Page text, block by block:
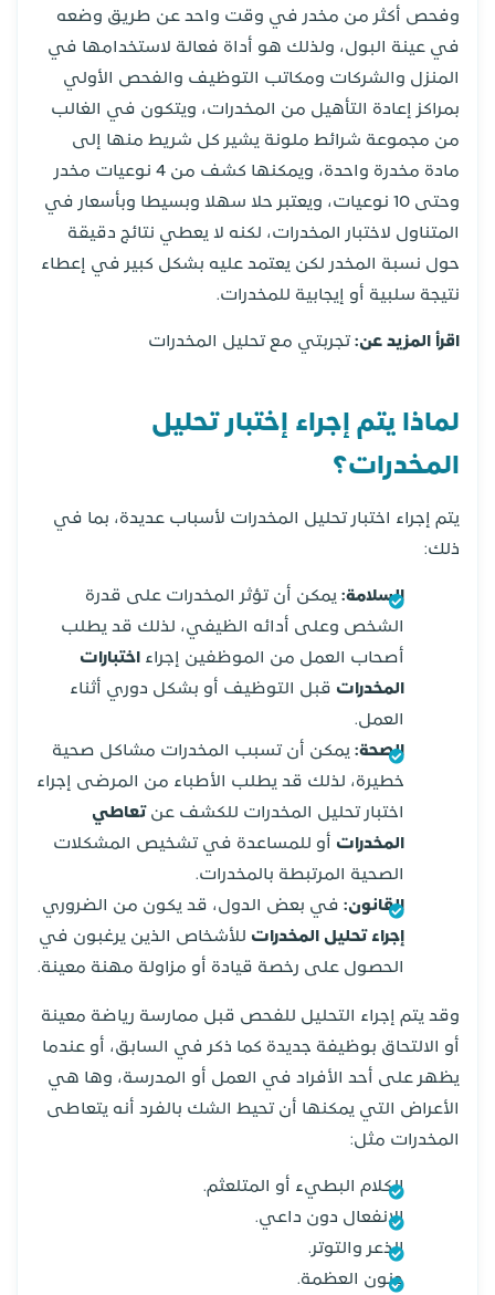
وفحص أكثر من مخدر في وقت واحد عن طريق وضعه
في عينة البول، ولذلك هو أداة فعالة لاستخدامها في
المنزل والشركات ومكاتب التوظيف والفحص الأولي
بمراكز إعادة التأهيل من المخدرات، ويتكون في الغالب
من مجموعة شرائط ملونة يشير كل شريط منها إلى
مادة مخدرة واحدة، ويمكنها كشف من 4 نوعيات مخدر
وحتى 10 نوعيات، ويعتبر حلا سهلا وبسيطا وبأسعار في
المتناول لاختبار المخدرات، لكنه لا يعطي نتائج دقيقة
حول نسبة المخدر لكن يعتمد عليه بشكل كبير في إعطاء
نتيجة سلبية أو إيجابية للمخدرات.
اقرأ المزيد عن: تجربتي مع تحليل المخدرات
لماذا يتم إجراء إختبار تحليل
المخدرات؟
يتم إجراء اختبار تحليل المخدرات لأسباب عديدة، بما في
ذلك:
السلامة:يمكن أن تؤثر المخدرات على قدرة
الشخص وعلى أدائه الظيفي، لذلك قد يطلب
أصحاب العمل من الموظفين إجراء اختبارات
المخدرات قبل التوظيف أو بشكل دوري أثناء
العمل.
الصحة:يمكن أن تسبب المخدرات مشاكل صحية
خطيرة، لذلك قد يطلب الأطباء من المرضى إجراء
اختبار تحليل المخدرات للكشف عن تعاطي
المخدرات أو للمساعدة في تشخيص المشكلات
الصحية المرتبطة بالمخدرات.
القانون:في بعض الدول، قد يكون من الضروري
إجراء تحليل المخدرات للأشخاص الذين يرغبون في
الحصول على رخصة قيادة أو مزاولة مهنة معينة.
وقد يتم إجراء التحليل للفحص قبل ممارسة رياضة معينة
أو الالتحاق بوظيفة جديدة كما ذكر في السابق، أو عندما
يظهر على أحد الأفراد في العمل أو المدرسة، وها هي
الأعراض التي يمكنها أن تحيط الشك بالفرد أنه يتعاطى
المخدرات مثل:
الكلام البطيء أو المتلعثم.
الإنفعال دون داعي.
الذعر والتوتر.
جنون العظمة.